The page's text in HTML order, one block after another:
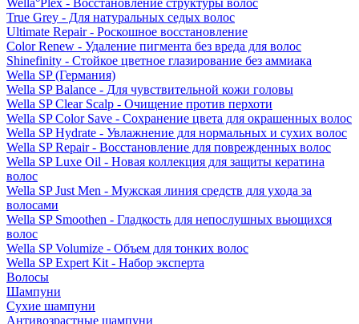
Wella°Plex - Восстановление структуры волос
True Grey - Для натуральных седых волос
Ultimate Repair - Роскошное восстановление
Color Renew - Удаление пигмента без вреда для волос
Shinefinity - Стойкое цветное глазирование без аммиака
Wella SP (Германия)
Wella SP Balance - Для чувствительной кожи головы
Wella SP Clear Scalp - Очищение против перхоти
Wella SP Color Save - Сохранение цвета для окрашенных волос
Wella SP Hydrate - Увлажнение для нормальных и сухих волос
Wella SP Repair - Восстановление для поврежденных волос
Wella SP Luxe Oil - Новая коллекция для защиты кератина
волос
Wella SP Just Men - Мужская линия средств для ухода за
волосами
Wella SP Smoothen - Гладкость для непослушных вьющихся
волос
Wella SP Volumize - Объем для тонких волос
Wella SP Expert Kit - Набор эксперта
Волосы
Шампуни
Сухие шампуни
Антивозрастные шампуни